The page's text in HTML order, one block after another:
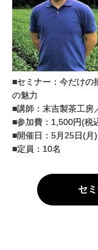
■セミナー：今だけの
の魅力
■講師：末吉製茶工房
■参加費：1,500円(税
■開催日：5月25日(月
■定員：10名
セ